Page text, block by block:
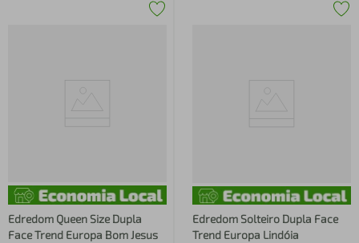
Edredom Queen Size Dupla
Face Trend Europa Bom Jesus
Edredom Solteiro Dupla Face
Trend Europa Lindóia